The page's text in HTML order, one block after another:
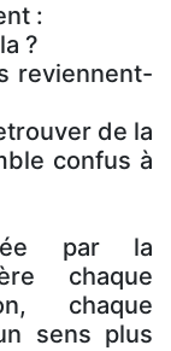
:
?
reviennent-
de la
confus à
par la
chaque
chaque
sens plus